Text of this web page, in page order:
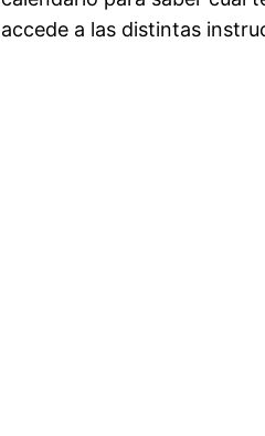
accede a las distintas